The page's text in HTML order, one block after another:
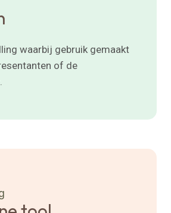
waarbij gebruik gemaakt
of de